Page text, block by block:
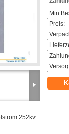
252kv
Min
Preis: